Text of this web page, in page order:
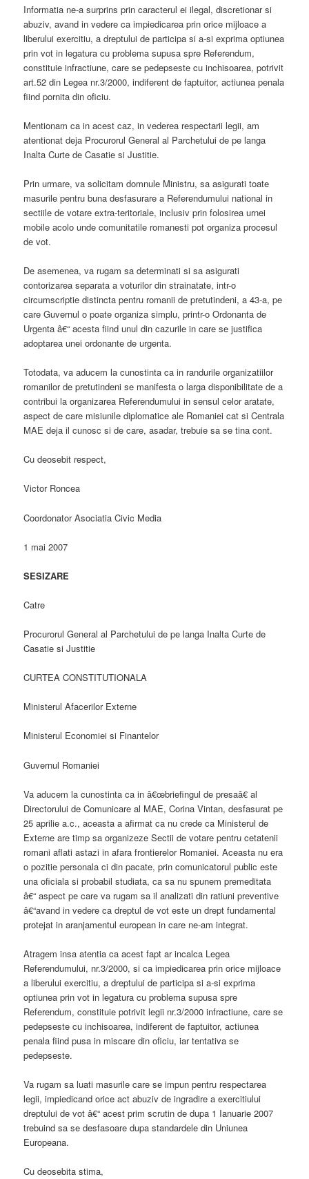
Informatia ne-a surprins prin caracterul ei ilegal, discretionar si
abuziv, avand in vedere ca impiedicarea prin orice mijloace a
liberului exercitiu, a dreptului de participa si a-si exprima optiunea
prin vot in legatura cu problema supusa spre Referendum,
constituie infractiune, care se pedepseste cu inchisoarea, potrivit
art.52 din Legea nr.3/2000, indiferent de faptuitor, actiunea penala
fiind pornita din oficiu.
Mentionam ca in acest caz, in vederea respectarii legii, am
atentionat deja Procurorul General al Parchetului de pe langa
Inalta Curte de Casatie si Justitie.
Prin urmare, va solicitam domnule Ministru, sa asigurati toate
masurile pentru buna desfasurare a Referendumului national in
sectiile de votare extra-teritoriale, inclusiv prin folosirea urnei
mobile acolo unde comunitatile romanesti pot organiza procesul
de vot.
De asemenea, va rugam sa determinati si sa asigurati
contorizarea separata a voturilor din strainatate, intr-o
circumscriptie distincta pentru romanii de pretutindeni, a 43-a, pe
care Guvernul o poate organiza simplu, printr-o Ordonanta de
Urgenta â€“ acesta fiind unul din cazurile in care se justifica
adoptarea unei ordonante de urgenta.
Totodata, va aducem la cunostinta ca in randurile organizatiilor
romanilor de pretutindeni se manifesta o larga disponibilitate de a
contribui la organizarea Referendumului in sensul celor aratate,
aspect de care misiunile diplomatice ale Romaniei cat si Centrala
MAE deja il cunosc si de care, asadar, trebuie sa se tina cont.
Cu deosebit respect,
Victor Roncea
Coordonator Asociatia Civic Media
1 mai 2007
SESIZARE
Catre
Procurorul General al Parchetului de pe langa Inalta Curte de
Casatie si Justitie
CURTEA CONSTITUTIONALA
Ministerul Afacerilor Externe
Ministerul Economiei si Finantelor
Guvernul Romaniei
Va aducem la cunostinta ca in â€œbriefingul de presaâ€ al
Directorului de Comunicare al MAE, Corina Vintan, desfasurat pe
25 aprilie a.c., aceasta a afirmat ca nu crede ca Ministerul de
Externe are timp sa organizeze Sectii de votare pentru cetatenii
romani aflati astazi in afara frontierelor Romaniei. Aceasta nu era
o pozitie personala ci din pacate, prin comunicatorul public este
una oficiala si probabil studiata, ca sa nu spunem premeditata
â€“ aspect pe care va rugam sa il analizati din ratiuni preventive
â€“avand in vedere ca dreptul de vot este un drept fundamental
protejat in aranjamentul european in care ne-am integrat.
Atragem insa atentia ca acest fapt ar incalca Legea
Referendumului, nr.3/2000, si ca impiedicarea prin orice mijloace
a liberului exercitiu, a dreptului de participa si a-si exprima
optiunea prin vot in legatura cu problema supusa spre
Referendum, constituie potrivit legii nr.3/2000 infractiune, care se
pedepseste cu inchisoarea, indiferent de faptuitor, actiunea
penala fiind pusa in miscare din oficiu, iar tentativa se
pedepseste.
Va rugam sa luati masurile care se impun pentru respectarea
legii, impiedicand orice act abuziv de ingradire a exercitiului
dreptului de vot â€“ acest prim scrutin de dupa 1 Ianuarie 2007
trebuind sa se desfasoare dupa standardele din Uniunea
Europeana.
Cu deosebita stima,